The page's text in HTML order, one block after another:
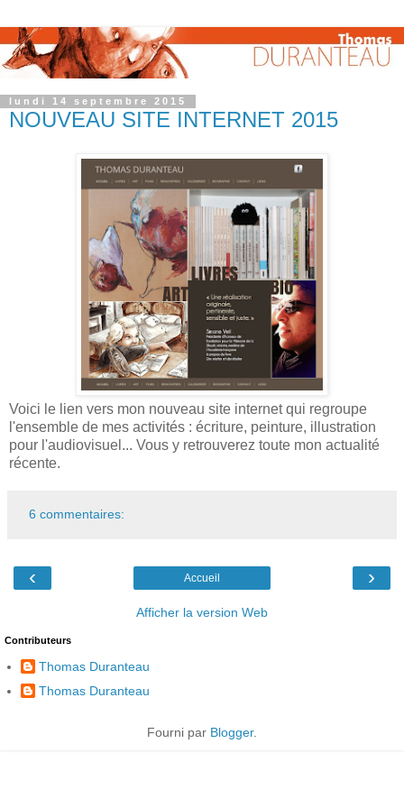
lundi 14 septembre 2015
NOUVEAU SITE INTERNET 2015
Voici le lien vers mon nouveau site internet qui regroupe
l'ensemble de mes activités : écriture, peinture, illustration
pour l'audiovisuel... Vous y retrouverez toute mon actualité
récente.
6 commentaires:
‹ ›
Accueil
Afficher la version Web
Contributeurs
Thomas Duranteau
Thomas Duranteau
Fourni par Blogger.